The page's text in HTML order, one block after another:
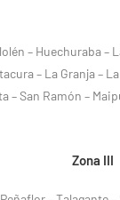
– Huechuraba –
– La Granja –
– San Ramón –
Zona III